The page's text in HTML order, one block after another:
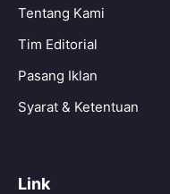
Tentang Kami
Tim Editorial
Pasang Iklan
Syarat & Ketentuan
Link